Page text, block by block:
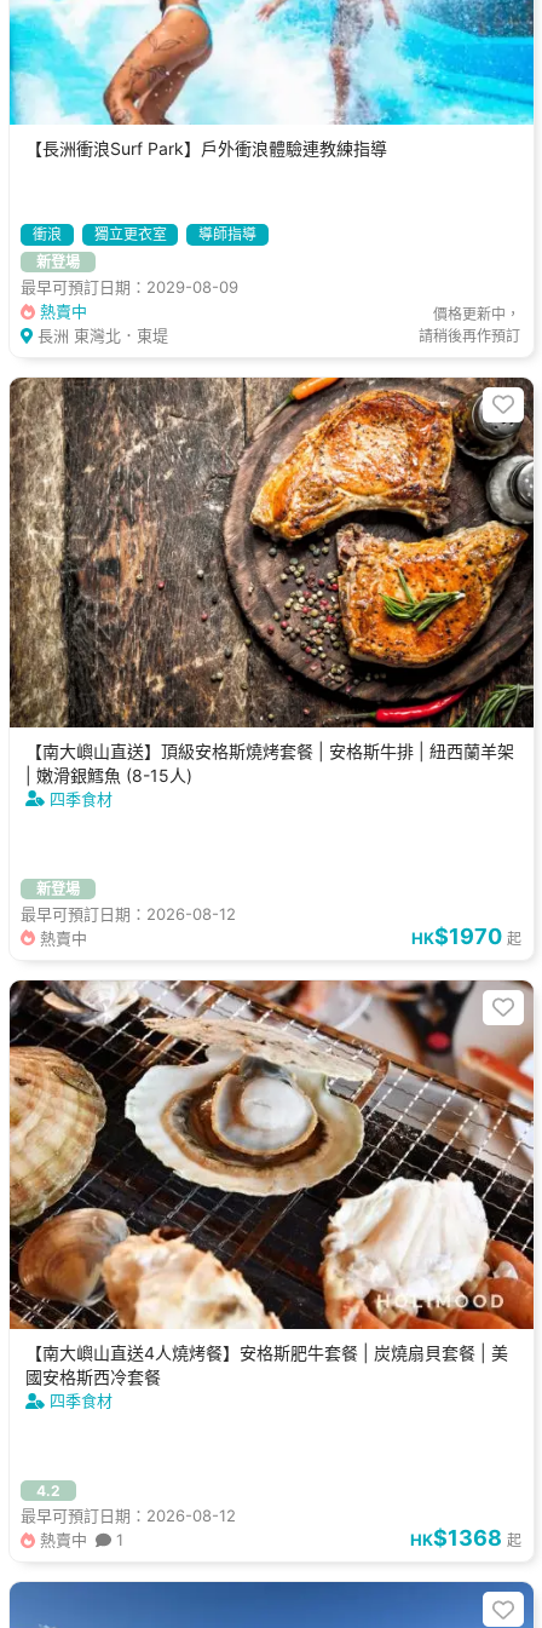
【長洲衝浪Surf Park】戶外衝浪體驗連教練指導
衝浪 獨立更衣室
導師指導
新登場
最早可預訂日期：2029-08-09
熱賣中
長洲 東灣北．東堤
價格更新中，
請稍後再作預訂
【南大嶼山直送】頂級安格斯燒烤套餐 | 安格斯牛排 | 紐西蘭羊架
| 嫩滑銀鱈魚 (8-15人)
四季食材
新登場
最早可預訂日期：2026-08-12
熱賣中
HK$1970 起
【南大嶼山直送4人燒烤餐】安格斯肥牛套餐 | 炭燒扇貝套餐 | 美
國安格斯西冷套餐
四季食材
4.2
最早可預訂日期：2026-08-12
熱賣中
1 HK$1368 起